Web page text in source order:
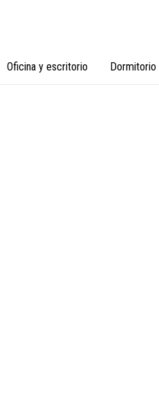
Oficina y escritorio Dormitorio